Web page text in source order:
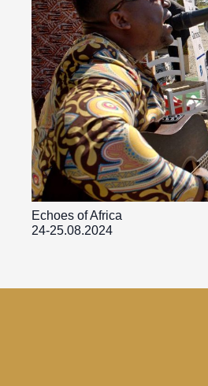
Echoes of Africa
24-25.08.2024